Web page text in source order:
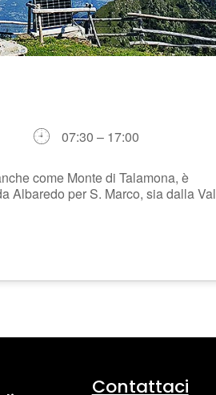
07:30 – 17:00
come Monte di Talamona, è
Albaredo per S. Marco, sia dalla Val
Contattaci